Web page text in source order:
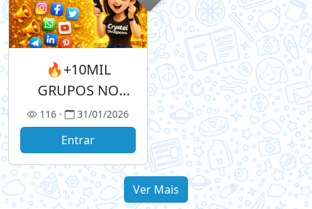
🔥+10MIL
GRUPOS NO
WHATS APENAS
14,99🔥
116 · 31/01/2026
Entrar
Ver Mais